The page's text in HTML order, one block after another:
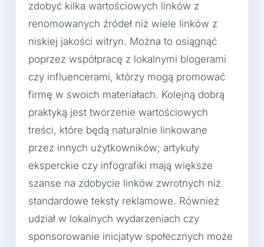
zdobyć kilka wartościowych linków z
renomowanych źródeł niż wiele linków z
niskiej jakości witryn. Można to osiągnąć
poprzez współpracę z lokalnymi blogerami
czy influencerami, którzy mogą promować
firmę w swoich materiałach. Kolejną dobrą
praktyką jest tworzenie wartościowych
treści, które będą naturalnie linkowane
przez innych użytkowników; artykuły
eksperckie czy infografiki mają większe
szanse na zdobycie linków zwrotnych niż
standardowe teksty reklamowe. Również
udział w lokalnych wydarzeniach czy
sponsorowanie inicjatyw społecznych może